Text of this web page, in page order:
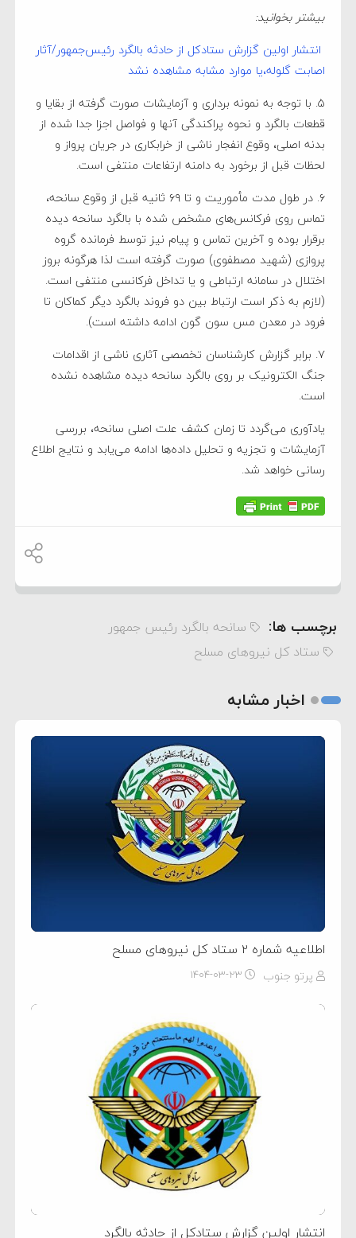
بیشتر بخوانید:
انتشار اولین گزارش ستادکل از حادثه بالگرد رئیس‌جمهور/آثار
اصابت گلوله،یا موارد مشابه مشاهده نشد
۵. با توجه به نمونه برداری و آزمایشات صورت گرفته از بقایا و
قطعات بالگرد و نحوه پراکندگی آنها و فواصل اجزا جدا شده از
بدنه اصلی، وقوع انفجار ناشی از خرابکاری در جریان پرواز و
لحظات قبل از برخورد به دامنه ارتفاعات منتفی است.
۶. در طول مدت مأموریت و تا ۶۹ ثانیه قبل از وقوع سانحه،
تماس روی فرکانس‌های مشخص شده با بالگرد سانحه دیده
برقرار بوده و آخرین تماس و پیام نیز توسط فرمانده گروه
پروازی (شهید مصطفوی) صورت گرفته است لذا هرگونه بروز
اختلال در سامانه ارتباطی و یا تداخل فرکانسی منتفی است.
(لازم به ذکر است ارتباط بین دو فروند بالگرد دیگر کماکان تا
فرود در معدن مس سون گون ادامه داشته است).
۷. برابر گزارش کارشناسان تخصصی آثاری ناشی از اقدامات
جنگ الکترونیک بر روی بالگرد سانحه دیده مشاهده نشده
است.
یادآوری می‌گردد تا زمان کشف علت اصلی سانحه، بررسی
آزمایشات و تجزیه و تحلیل داده‌ها ادامه می‌یابد و نتایج اطلاع
رسانی خواهد شد.
برچسب ها:
سانحه بالگرد رئیس جمهور
ستاد کل نیروهای مسلح
اخبار مشابه
اطلاعیه شماره ۲ ستاد کل نیرو‌های مسلح
پرتو جنوب ۱۴۰۴-۰۳-۲۳
انتشار اولین گزارش ستادکل از حادثه بالگرد